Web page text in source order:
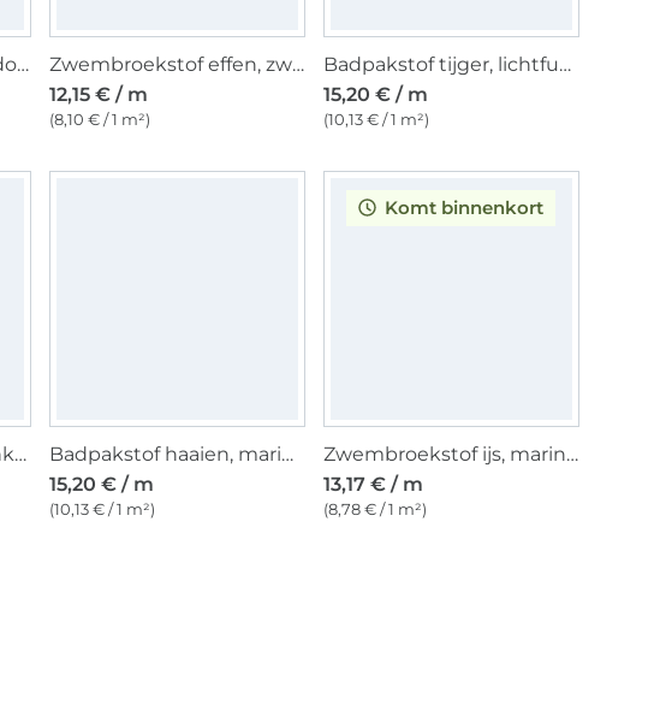
Zwembroekstof effen, donkergroen
Zwembroekstof effen, zwart
12,15 € / m
(8,10 € / 1 m²)
Badpakstof tijger, lichtfuchsia
15,20 € / m
(10,13 € / 1 m²)
Badpakstof stripes, donkerpetrol
Badpakstof haaien, marineblauw
15,20 € / m
(10,13 € / 1 m²)
Komt binnenkort
Zwembroekstof ijs, marineblauw
13,17 € / m
(8,78 € / 1 m²)